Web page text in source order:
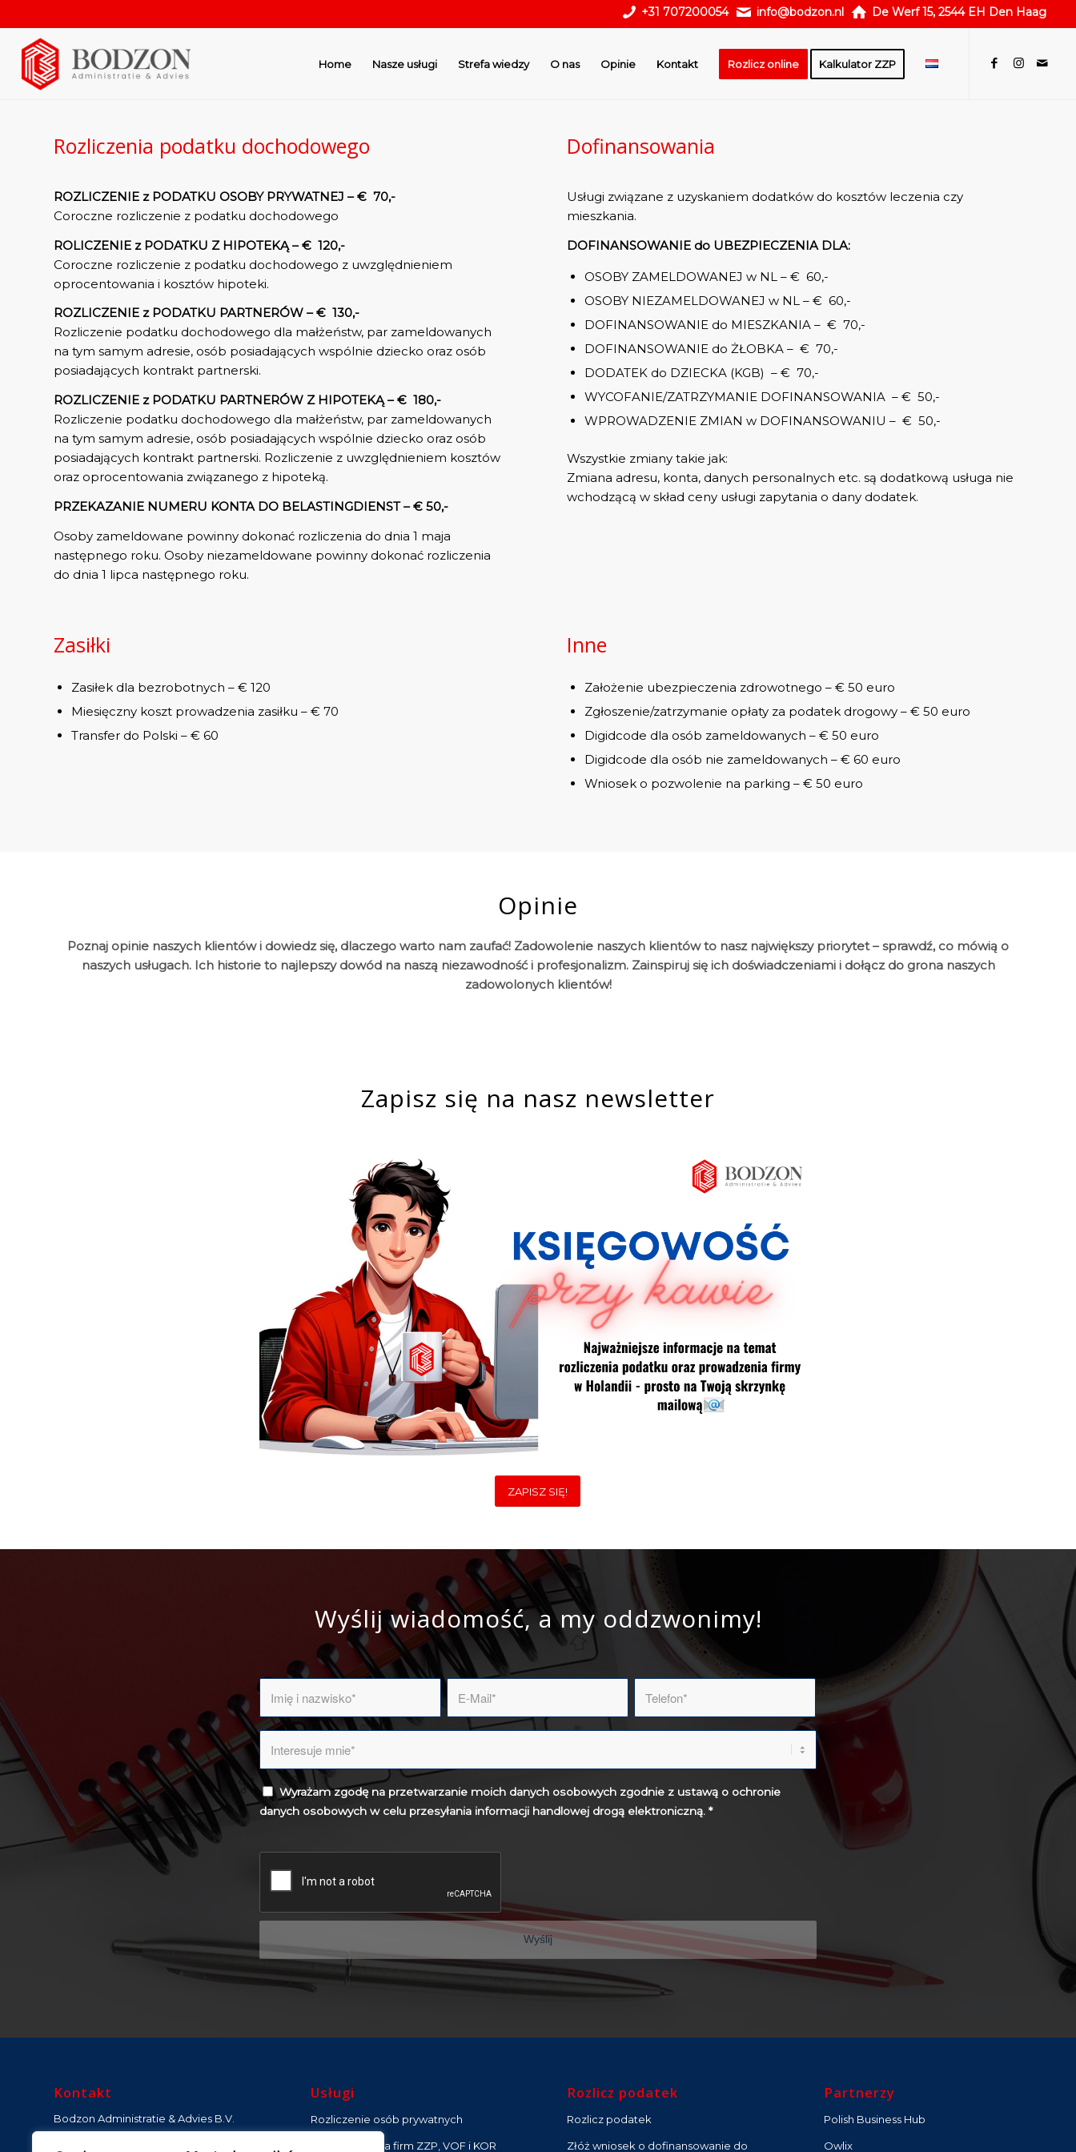
+31 707200054 info@bodzon.nl De Werf 15, 2544 EH Den Haag
Home Nasze usługi Strefa wiedzy O nas Opinie Kontakt Rozlicz online Kalkulator ZZP
Rozliczenia podatku dochodowego
ROZLICZENIE z PODATKU OSOBY PRYWATNEJ – € 70,-
Coroczne rozliczenie z podatku dochodowego
ROLICZENIE z PODATKU Z HIPOTEKĄ – € 120,-
Coroczne rozliczenie z podatku dochodowego z uwzględnieniem
oprocentowania i kosztów hipoteki.
ROZLICZENIE z PODATKU PARTNERÓW – € 130,-
Rozliczenie podatku dochodowego dla małżeństw, par zameldowanych
na tym samym adresie, osób posiadających wspólnie dziecko oraz osób
posiadających kontrakt partnerski.
ROZLICZENIE z PODATKU PARTNERÓW Z HIPOTEKĄ – € 180,-
Rozliczenie podatku dochodowego dla małżeństw, par zameldowanych
na tym samym adresie, osób posiadających wspólnie dziecko oraz osób
posiadających kontrakt partnerski. Rozliczenie z uwzględnieniem kosztów
oraz oprocentowania związanego z hipoteką.
PRZEKAZANIE NUMERU KONTA DO BELASTINGDIENST – € 50,-
Osoby zameldowane powinny dokonać rozliczenia do dnia 1 maja
następnego roku. Osoby niezameldowane powinny dokonać rozliczenia
do dnia 1 lipca następnego roku.
Dofinansowania
Usługi związane z uzyskaniem dodatków do kosztów leczenia czy
mieszkania.
DOFINANSOWANIE do UBEZPIECZENIA DLA:
OSOBY ZAMELDOWANEJ w NL – € 60,-
OSOBY NIEZAMELDOWANEJ w NL – € 60,-
DOFINANSOWANIE do MIESZKANIA – € 70,-
DOFINANSOWANIE do ŻŁOBKA – € 70,-
DODATEK do DZIECKA (KGB) – € 70,-
WYCOFANIE/ZATRZYMANIE DOFINANSOWANIA – € 50,-
WPROWADZENIE ZMIAN w DOFINANSOWANIU – € 50,-
Wszystkie zmiany takie jak:
Zmiana adresu, konta, danych personalnych etc. są dodatkową usługa nie
wchodzącą w skład ceny usługi zapytania o dany dodatek.
Zasiłki
Zasiłek dla bezrobotnych – € 120
Miesięczny koszt prowadzenia zasiłku – € 70
Transfer do Polski – € 60
Inne
Założenie ubezpieczenia zdrowotnego – € 50 euro
Zgłoszenie/zatrzymanie opłaty za podatek drogowy – € 50 euro
Digidcode dla osób zameldowanych – € 50 euro
Digidcode dla osób nie zameldowanych – € 60 euro
Wniosek o pozwolenie na parking – € 50 euro
Opinie
Poznaj opinie naszych klientów i dowiedz się, dlaczego warto nam zaufać! Zadowolenie naszych klientów to nasz największy priorytet – sprawdź, co mówią o
naszych usługach. Ich historie to najlepszy dowód na naszą niezawodność i profesjonalizm. Zainspiruj się ich doświadczeniami i dołącz do grona naszych
zadowolonych klientów!
Zapisz się na nasz newsletter
ZAPISZ SIĘ!
Wyślij wiadomość, a my oddzwonimy!
Wyrażam zgodę na przetwarzanie moich danych osobowych zgodnie z ustawą o ochronie
danych osobowych w celu przesyłania informacji handlowej drogą elektroniczną. *
Kontakt
Bodzon Administratie & Advies B.V.
Usługi
Rozliczenie osób prywatnych
Księgowość dla firm ZZP, VOF i KOR
Rozlicz podatek
Rozlicz podatek
Złóż wniosek o dofinansowanie do
Partnerzy
Polish Business Hub
Owlix